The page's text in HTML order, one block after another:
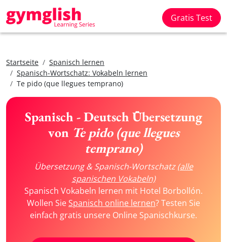
Gratis Test
Startseite
Spanisch lernen
Spanisch-Wortschatz: Vokabeln lernen
Te pido (que llegues temprano)
Spanisch - Deutsch Übersetzung
von Te pido (que llegues
temprano)
Übersetzung & Spanisch-Wortschatz(alle
spanischen Vokabeln)
Spanisch Vokabeln lernen mit Hotel Borbollón.
Wollen SieSpanisch online lernen? Testen Sie
einfach gratis unsere Online Spanischkurse.